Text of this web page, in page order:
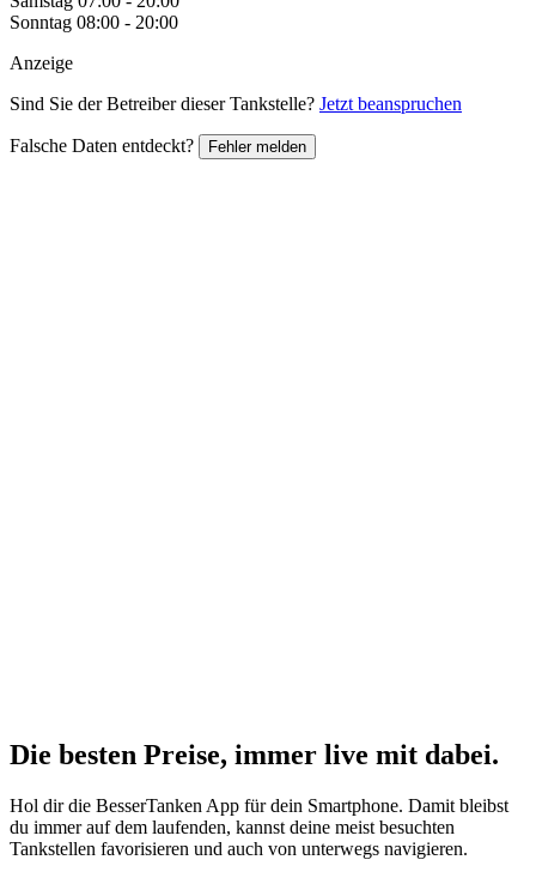
Sonntag 08:00 - 20:00
Anzeige
Sind Sie der Betreiber dieser Tankstelle? Jetzt beanspruchen
Falsche Daten entdeckt? Fehler melden
Die besten Preise, immer live mit dabei.
Hol dir die BesserTanken App für dein Smartphone. Damit bleibst
du immer auf dem laufenden, kannst deine meist besuchten
Tankstellen favorisieren und auch von unterwegs navigieren.